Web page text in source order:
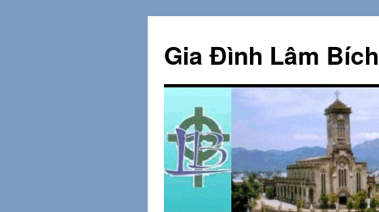
content
Gia Đình Lâm Bích